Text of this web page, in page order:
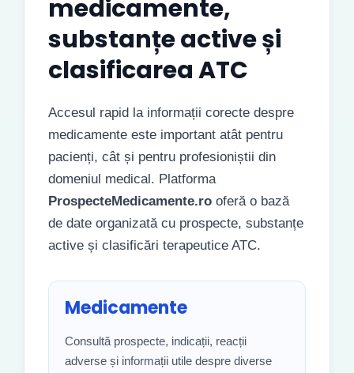
medicamente,
substanțe active și
clasificarea ATC
Accesul rapid la informații corecte despre
medicamente este important atât pentru
pacienți, cât și pentru profesioniștii din
domeniul medical. Platforma
ProspecteMedicamente.ro oferă o bază
de date organizată cu prospecte, substanțe
active și clasificări terapeutice ATC.
Medicamente
Consultă prospecte, indicații, reacții
adverse și informații utile despre diverse